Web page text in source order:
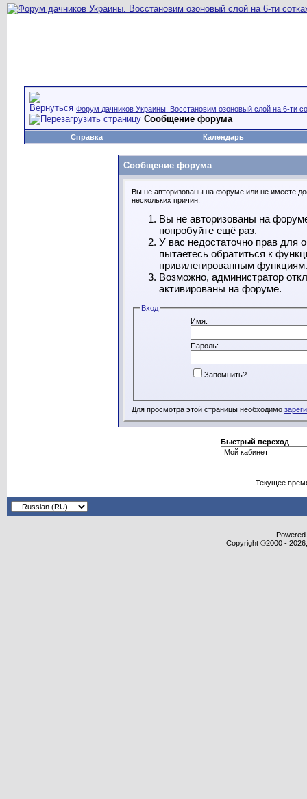
Форум дачников Украины. Восстановим озоновый слой на 6-ти
Сообщение форума
Справка Календарь
Сообщение форума
Вы не авторизованы на форуме или не имеете
нескольких причин:
Вы не авторизованы на
попробуйте ещё раз.
У вас недостаточно прав для
пытаетесь обратиться к
привилегированным функциям.
Возможно, администратор
активированы на форуме.
Вход
Имя:
Пароль:
Запомнить?
Для просмотра этой страницы необходимо
Быстрый переход
Текущее
Copyright ©2000 -